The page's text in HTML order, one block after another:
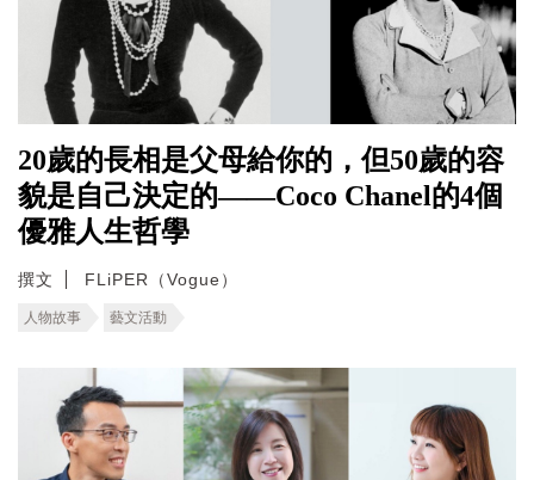
20歲的長相是父母給你的，但50歲的容
貌是自己決定的——Coco Chanel的4個
優雅人生哲學
撰文 FLiPER（Vogue）
人物故事 藝文活動